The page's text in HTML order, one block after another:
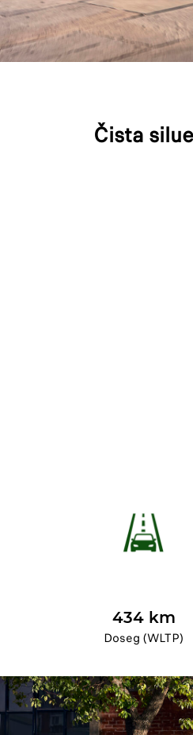
Čista
434 km
Doseg (WLTP)